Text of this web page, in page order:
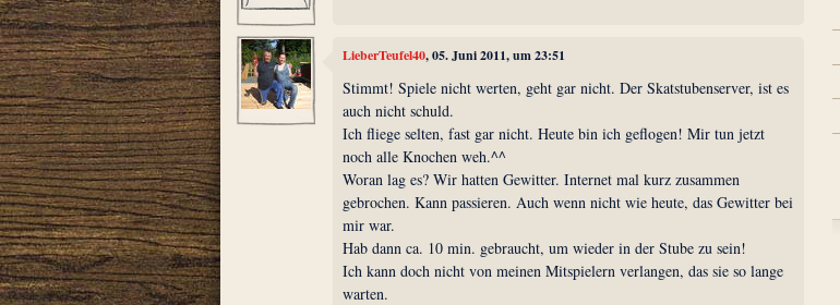
LieberTeufel40, 05. Juni 2011, um 23:51
Stimmt! Spiele nicht werten, geht gar nicht. Der Skatstubenserver, ist es
auch nicht schuld.
Ich fliege selten, fast gar nicht. Heute bin ich geflogen! Mir tun jetzt
noch alle Knochen weh.^^
Woran lag es? Wir hatten Gewitter. Internet mal kurz zusammen
gebrochen. Kann passieren. Auch wenn nicht wie heute, das Gewitter bei
mir war.
Hab dann ca. 10 min. gebraucht, um wieder in der Stube zu sein!
Ich kann doch nicht von meinen Mitspielern verlangen, das sie so lange
warten.